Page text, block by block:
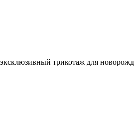
трикотаж для